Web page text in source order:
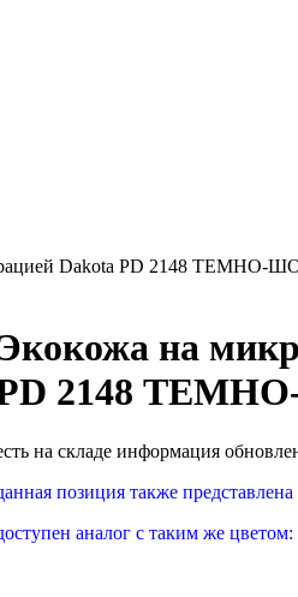
Dakota PD 2148
на
2148
на складе информация
позиция также
аналог с таким же цветом: